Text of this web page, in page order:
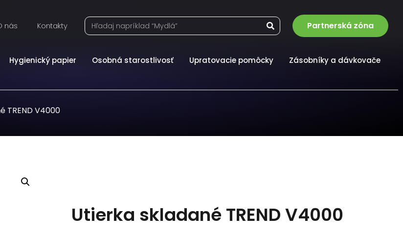
nás Kontakty Partnerská zóna
Hygienický papier Osobná starostlivosť Upratovacie pomôcky Zásobníky a dávkovače
TREND V4000
Utierka skladané TREND V4000